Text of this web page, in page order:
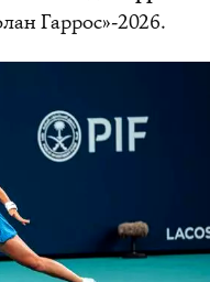
Гаррос»-2026.